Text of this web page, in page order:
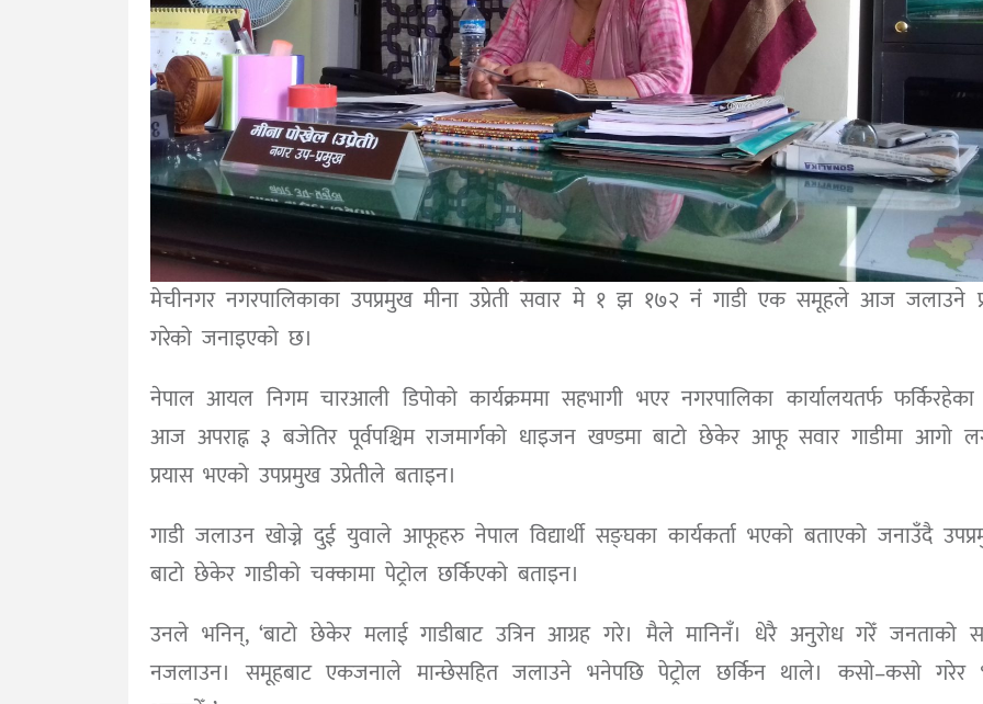
मेचीनगर नगरपालिकाका उपप्रमुख मीना उप्रेती सवार मे १ झ १७२ नंं गाडी एक समूहले आज जलाउने
गरेको जनाइएको छ।
नेपाल आयल निगम चारआली डिपोको कार्यक्रममा सहभागी भएर नगरपालिका कार्यालयतर्फ
आज अपराह्न ३ बजेतिर पूर्वपश्चिम राजमार्गको धाइजन खण्डमा बाटो छेकेर आफू सवार गाडीमा आगो
प्रयास भएको उपप्रमुख उप्रेतीले बताइन।
गाडी जलाउन खोज्ने दुई युवाले आफूहरु नेपाल विद्यार्थी सङ्घका कार्यकर्ता भएको बताएको जनाउँदै
बाटो छेकेर गाडीको चक्कामा पेट्रोल छर्किएको बताइन।
उनले भनिन्, ‘बाटो छेकेर मलाई गाडीबाट उत्रिन आग्रह गरे। मैले मानिनँ। धेरै अनुरोध गरेँ जनताको
नजलाउन। समूहबाट एकजनाले मान्छेसहित जलाउने भनेपछि पेट्रोल छर्किन थाले। कसो–कसो गरेर